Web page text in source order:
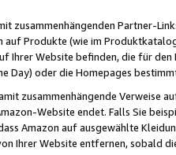
zusammenhängenden Partner-
auf Produkte (wie im
Ihrer Website befinden, die für
Day) oder die Homepages
zusammenhängende
Website endet. Falls Sie
Amazon auf ausgewählte
Ihrer Website entfernen, sobald